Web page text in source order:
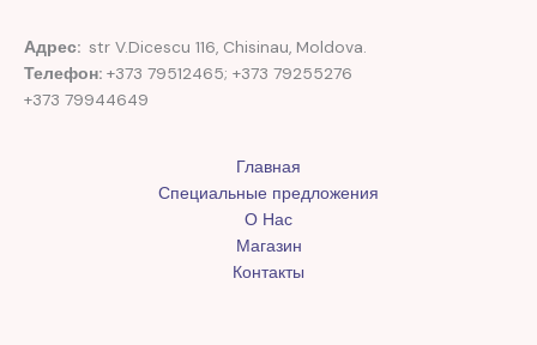
Адрес: str V.Dicescu 116, Chisinau, Moldova.
Телефон: +373 79512465; +373 79255276
+373 79944649
Главная
Специальные предложения
О Нас
Магазин
Контакты